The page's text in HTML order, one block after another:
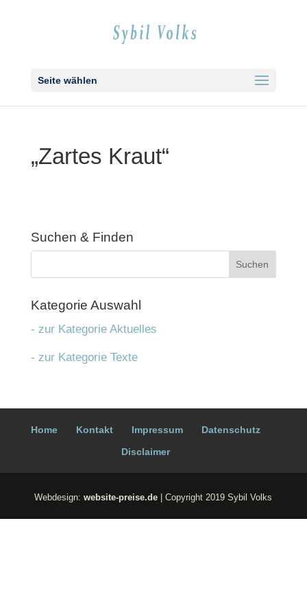
Seite wählen
„Zar­tes Kraut“
Suchen & Fin­den
Kate­go­rie Aus­wahl
- zur Kategorie Aktuelles
- zur Kategorie Texte
Home Kon­takt Impres­sum
Daten­schutz
Dis­clai­mer
Webdesign:website-preise.de | Copyright 2019 Sybil Volks